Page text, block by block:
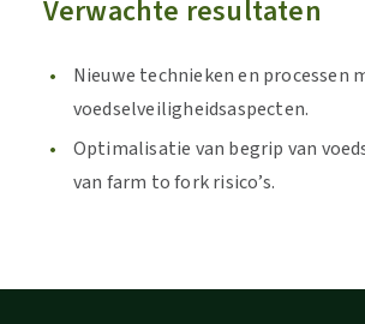
Verwachte resultaten
Nieuwe technieken en processen
voedselveiligheidsaspecten.
Optimalisatie van begrip van
van farm to fork risico’s.